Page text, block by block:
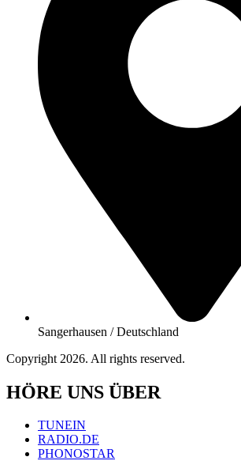
Sangerhausen / Deutschland
Copyright 2026. All rights reserved.
HÖRE UNS ÜBER
TUNEIN
RADIO.DE
PHONOSTAR